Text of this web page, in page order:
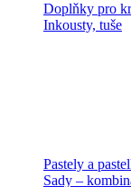
Doplňky pro
Inkousty, tuše
Pastely a
Sady –